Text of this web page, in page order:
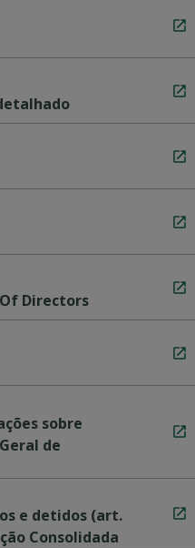
Of Directors
sobre
de
e detidos (art.
Consolidada